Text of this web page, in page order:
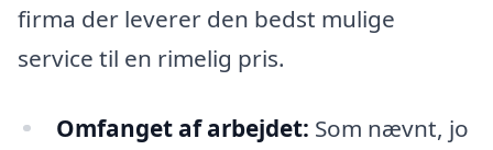
firma der leverer den bedst mulige
service til en rimelig pris.
Omfanget af arbejdet: Som nævnt, jo